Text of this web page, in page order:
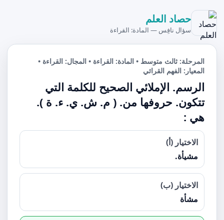
حصاد العلم
سؤال نافِس — المادة: القراءة
المرحلة: ثالث متوسط • المادة: القراءة • المجال: القراءة •
المعيار: الفهم القرائي
الرسم. الإملائي الصحيح للكلمة التي
تتكون. حروفها من. ( م. ش. ي. ء. ة ).
هي :
الاختيار (أ)
مشيأة.
الاختيار (ب)
مشأة